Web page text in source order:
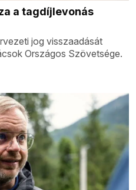
a tagdíjlevonás
jog visszaadását
Országos Szövetsége.